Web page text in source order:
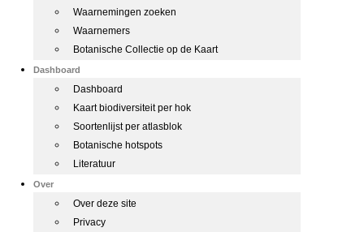
Waarnemingen zoeken
Waarnemers
Botanische Collectie op de Kaart
Dashboard
Dashboard
Kaart biodiversiteit per hok
Soortenlijst per atlasblok
Botanische hotspots
Literatuur
Over
Over deze site
Privacy